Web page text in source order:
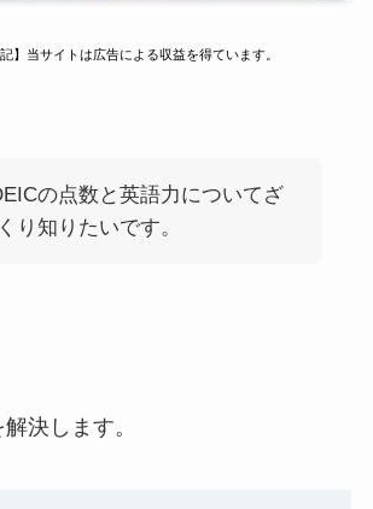
】当サイトは広告による収益を得ています。
の点数と英語力についてざ
り知りたいです。
決します。